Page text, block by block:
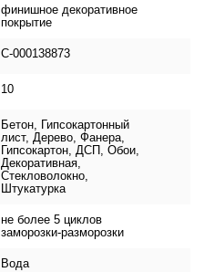
финишное декоративное
покрытие
С-000138873
10
Бетон, Гипсокартонный
лист, Дерево, Фанера,
Гипсокартон, ДСП, Обои,
Декоративная,
Стекловолокно,
Штукатурка
не более 5 циклов
заморозки-разморозки
Вода